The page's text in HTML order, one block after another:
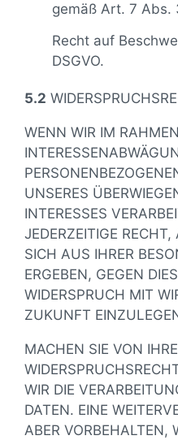
gemäß Art. 7 Abs.
Recht auf
DSGVO.
5.2
WENN WIR IM
UNSERES
INTERESSES
JEDERZEITIGE
SICH AUS IHRER
ERGEBEN, GEGEN
WIDERSPRUCH MIT
ZUKUNFT
MACHEN SIE VON
WIR DIE
DATEN. EINE
ABER VORBEHALTEN,